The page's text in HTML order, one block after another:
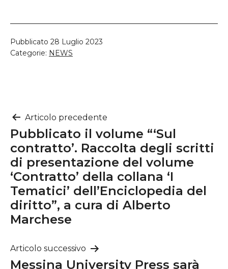
Pubblicato 28 Luglio 2023
Categorie: NEWS
Navigazione
articoli
Articolo precedente
Pubblicato il volume “‘Sul
contratto’. Raccolta degli scritti
di presentazione del volume
‘Contratto’ della collana ‘I
Tematici’ dell’Enciclopedia del
diritto”, a cura di Alberto
Marchese
Articolo successivo
Messina University Press sarà